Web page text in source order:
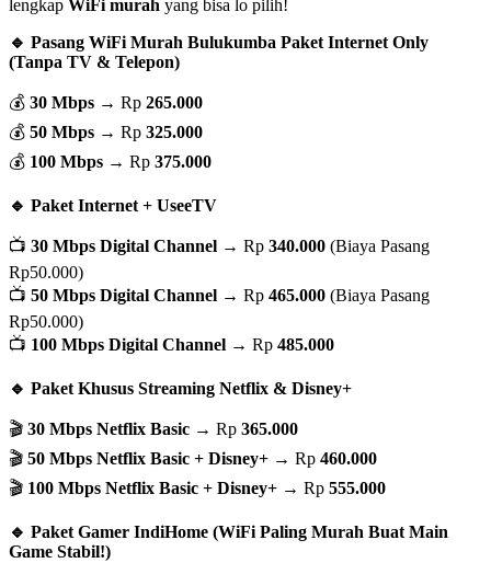
lengkap WiFi murah yang bisa lo pilih!
🔹 Pasang WiFi Murah Bulukumba Paket Internet Only
(Tanpa TV & Telepon)
💰 30 Mbps → Rp 265.000
💰 50 Mbps → Rp 325.000
💰 100 Mbps → Rp 375.000
🔹 Paket Internet + UseeTV
📺 30 Mbps Digital Channel → Rp 340.000 (Biaya Pasang
Rp50.000)
📺 50 Mbps Digital Channel → Rp 465.000 (Biaya Pasang
Rp50.000)
📺 100 Mbps Digital Channel → Rp 485.000
🔹 Paket Khusus Streaming Netflix & Disney+
🎬 30 Mbps Netflix Basic → Rp 365.000
🎬 50 Mbps Netflix Basic + Disney+ → Rp 460.000
🎬 100 Mbps Netflix Basic + Disney+ → Rp 555.000
🔹 Paket Gamer IndiHome (WiFi Paling Murah Buat Main
Game Stabil!)